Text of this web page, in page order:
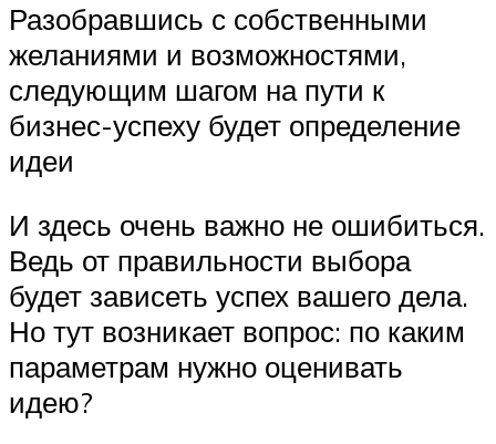
Разобравшись с собственными
желаниями и возможностями,
следующим шагом на пути к
бизнес-успеху будет определение
идеи
И здесь очень важно не ошибиться.
Ведь от правильности выбора
будет зависеть успех вашего дела.
Но тут возникает вопрос: по каким
параметрам нужно оценивать
идею?